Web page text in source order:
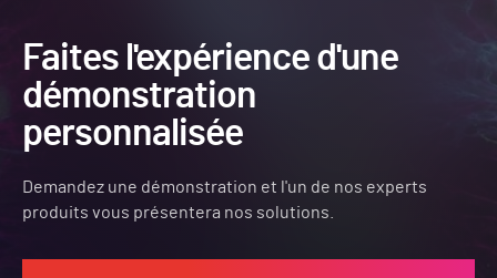
Faites l'expérience d'une
démonstration
personnalisée
Demandez une démonstration et l'un de nos experts
produits vous présentera nos solutions.